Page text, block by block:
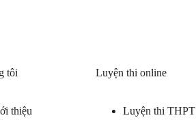
tôi
thiệu
Luyện thi online
Luyện thi THPT